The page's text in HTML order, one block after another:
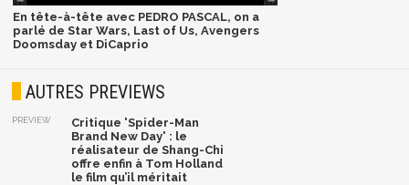
En tête-à-tête avec PEDRO PASCAL, on a
parlé de Star Wars, Last of Us, Avengers
Doomsday et DiCaprio
AUTRES PREVIEWS
PREVIEW
Critique 'Spider-Man
Brand New Day' : le
réalisateur de Shang-Chi
offre enfin à Tom Holland
le film qu’il méritait